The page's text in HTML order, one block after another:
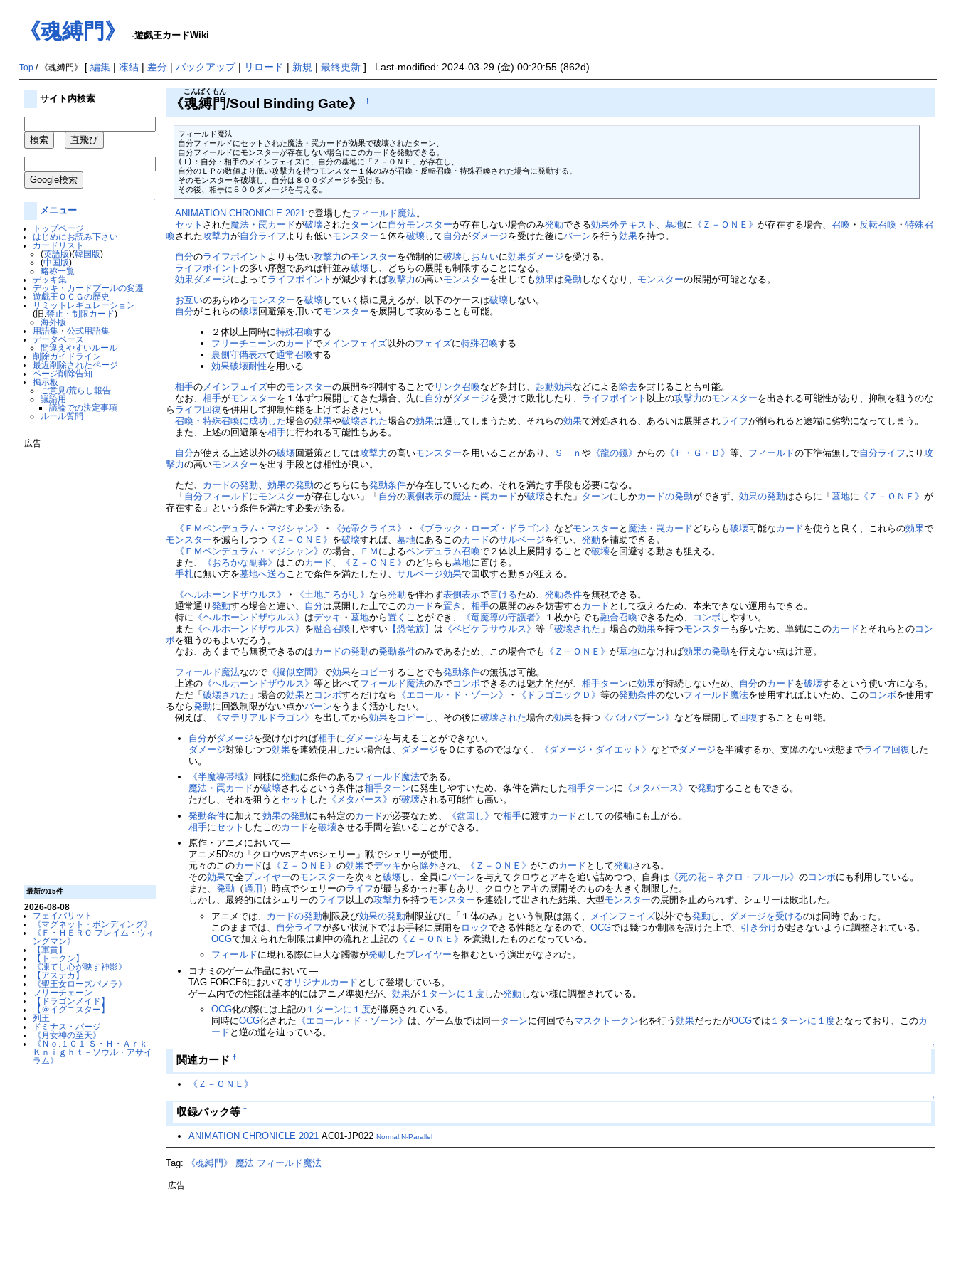
《魂縛門》 -遊戯王カードWiki
Top/ 《魂縛門》 [ 編集| 凍結| 差分| バックアップ| リロード | 新規 | 最終更新] Last-modified: 2024-03-29 (金) 00:20:55 (862d)
サイト内検索
↑
メニュー
トップページ
はじめにお読み下さい
カードリスト
(英語版)(韓国版)
(中国版)
略称一覧
デッキ集
デッキ・カードプールの変遷
遊戯王ＯＣＧの歴史
リミットレギュレーション
(旧:禁止・制限カード)
海外版
用語集・ 公式用語集
データベース
間違えやすいルール
削除ガイドライン
最近削除されたページ
ページ削除告知
掲示板
ご意見/荒らし報告
議論用
議論での決定事項
ルール質問
広告
最新の15件
2026-08-08
フェイバリット
《マグネット・ボンディング》
《Ｆ・ＨＥＲＯ フレイム・ウィ
ングマン》
【軍貫】
【トークン】
《凍てし心が映す神影》
【アステカ】
《聖王女ローズパメラ》
フリーチェーン
【ドラゴンメイド】
【＠イグニスター】
列王
ドミナス・パージ
《月女神の至天》
《Ｎｏ.１０１ Ｓ・Ｈ・Ａｒｋ
Ｋｎｉｇｈｔ－ソウル・アサイ
ラム》
《魂縛門
こんばくもん
/Soul Binding Gate》†
フィールド魔法
自分フィールドにセットされた魔法・罠カードが効果で破壊されたターン、
自分フィールドにモンスターが存在しない場合にこのカードを発動できる。
(1)：自分・相手のメインフェイズに、自分の墓地に「Ｚ－ＯＮＥ」が存在し、
自分のＬＰの数値より低い攻撃力を持つモンスター１体のみが召喚・反転召喚・特殊召喚された場合に発動する。
そのモンスターを破壊し、自分は８００ダメージを受ける。
その後、相手に８００ダメージを与える。
ANIMATION CHRONICLE 2021で登場したフィールド魔法。
セット された魔法・罠カードが破壊されたターンに自分モンスターが存在しない場合のみ発動できる効果外テキスト 、墓地に 《Ｚ－ＯＮＥ》が存在する場合、召喚 ・ 反転召喚 ・特殊召
喚された攻撃力が自分ライフよりも低いモンスター １体を破壊して自分がダメージを受けた後にバーンを行う効果を持つ。
自分のライフポイント よりも低い攻撃力のモンスターを強制的に破壊し お互いに効果ダメージを受ける。
ライフポイントの多い序盤であれば軒並み破壊し、どちらの展開も制限することになる。
効果ダメージによってライフポイントが減少すれば攻撃力の高いモンスターを出しても効果は発動しなくなり、 モンスターの展開が可能となる。
お互いのあらゆるモンスターを破壊していく様に見えるが、以下のケースは破壊しない。
自分がこれらの破壊回避策を用いてモンスターを展開して攻めることも可能。
２体以上同時に特殊召喚する
フリーチェーンのカードでメインフェイズ以外のフェイズに特殊召喚する
裏側守備表示で通常召喚する
効果破壊耐性を用いる
相手の メインフェイズ中のモンスターの展開を抑制することで リンク召喚などを封じ、 起動効果などによる除去を封じることも可能。
なお、相手がモンスターを１体ずつ展開してきた場合、先に自分がダメージを受けて敗北したり、 ライフポイント 以上の攻撃力のモンスターを出される可能性があり、抑制を狙うのな
ら ライフ回復を併用して抑制性能を上げておきたい。
召喚・特殊召喚に成功した場合の効果や破壊された場合の効果は通してしまうため、それらの効果で対処される、あるいは展開されライフが削られると途端に劣勢になってしまう。
また、上述の回避策を相手に行われる可能性もある。
自分が使える上述以外の破壊回避策としては攻撃力の高いモンスターを用いることがあり、 Ｓｉｎや 《龍の鏡》からの 《Ｆ・Ｇ・Ｄ》等、 フィールドの下準備無しで自分ライフ より攻
撃力の高いモンスターを出す手段とは相性が良い。
ただ、 カードの発動 、効果の発動のどちらにも発動条件が存在しているため、それを満たす手段も必要になる。
「 自分フィールドにモンスターが存在しない」「 自分の裏側表示の魔法・罠カードが破壊された」 ターンにしかカードの発動ができず、効果の発動はさらに「墓地に 《Ｚ－ＯＮＥ》が
存在する」という条件を満たす必要がある。
《ＥＭペンデュラム・マジシャン》
・ 《光帝クライス》 ・ 《ブラック・ローズ・ドラゴン》などモンスター と 魔法・罠カード どちらも破壊可能なカードを使うと良く、これらの効果で
モンスターを減らしつつ 《Ｚ－ＯＮＥ》 を破壊すれば、墓地にあるこのカードのサルベージを行い、発動を補助できる。
《ＥＭペンデュラム・マジシャン》の場合、 ＥＭ によるペンデュラム召喚で２体以上展開することで破壊を回避する動きも狙える。
また、
《おろかな副葬》 はこのカード 《Ｚ－ＯＮＥ》のどちらも墓地に置ける。
手札に無い方を墓地へ送る ことで条件を満たしたり、サルベージ効果で回収する動きが狙える。
《ヘルホーンドザウルス》
・ 《土地ころがし》なら発動を伴わず表側表示で置けるため、発動条件を無視できる。
通常通り発動する場合と違い、 自分は展開した上でこのカードを置き 、相手の展開のみを妨害するカード として扱えるため、本来できない運用もできる。
特に 《ヘルホーンドザウルス》 はデッキ ・墓地から置く ことができ、 《竜魔導の守護者》 １枚からでも融合召喚できるため、 コンボ しやすい。
また 《ヘルホーンドザウルス》 を融合召喚 しやすい 【恐竜族】 は 《ベビケラサウルス》等「破壊された 」場合の効果を持つモンスター も多いため、単純にこのカード とそれらとのコン
ボを狙うのもよいだろう。
なお、あくまでも無視できるのはカードの発動の発動条件のみであるため、この場合でも 《Ｚ－ＯＮＥ》が墓地になければ効果の発動を行えない点は注意。
フィールド魔法なので 《擬似空間》で効果を コピーすることでも発動条件の無視は可能。
上述の 《ヘルホーンドザウルス》等と比べてフィールド魔法のみでコンボできるのは魅力的だが、相手ターンに効果が持続しないため、 自分のカードを破壊するという使い方になる。
ただ「破壊された 」場合の効果と コンボするだけなら 《エコール・ド・ゾーン》 ・ 《ドラゴニックＤ》等の発動条件のないフィールド魔法を使用すればよいため、このコンボを使用す
るなら発動に回数制限がない点かバーンをうまく活かしたい。
例えば、
《マテリアルドラゴン》 を出してから効果を コピー し、その後に破壊された場合の効果を持つ 《バオバブーン》などを展開して 回復することも可能。
自分がダメージを受けなければ相手にダメージを与えることができない。
ダメージ対策しつつ効果を連続使用したい場合は、 ダメージを０にするのではなく、 《ダメージ・ダイエット》などでダメージを半減するか、支障のない状態までライフ回復 した
い。
《半魔導帯域》 同様に発動に条件のあるフィールド魔法である。
魔法・罠カードが破壊されるという条件は相手ターンに発生しやすいため、条件を満たした相手ターンに 《メタバース》で発動することもできる。
ただし、それを狙うと セット した 《メタバース》が破壊される可能性も高い。
発動条件に加えて効果の発動にも特定のカードが必要なため、 《盆回し》で相手に渡すカード としての候補にも上がる。
相手にセット したこのカードを破壊させる手間を強いることができる。
原作・アニメにおいて―
アニメ5D'sの「クロウvsアキvsシェリー」戦でシェリーが使用。
元々のこのカードは 《Ｚ－ＯＮＥ》の効果でデッキから 除外され、 《Ｚ－ＯＮＥ》がこのカード として発動される。
その効果で全プレイヤーのモンスターを次々と破壊し、全員にバーンを与えてクロウとアキを追い詰めつつ、自身は 《死の花－ネクロ・フルール》のコンボにも利用している。
また、発動 （適用 ）時点でシェリーのライフが最も多かった事もあり、クロウとアキの展開そのものを大きく制限した。
しかし、最終的にはシェリーのライフ 以上の攻撃力 を持つモンスターを連続して出された結果、大型モンスターの展開を止められず、シェリーは敗北した。
アニメでは、 カードの発動制限及び効果の発動制限並びに「１体のみ」という制限は無く、 メインフェイズ以外でも発動し、 ダメージを受けるのは同時であった。
このままでは、 自分ライフが多い状況下ではお手軽に展開を ロックできる性能となるので、OCGでは幾つか制限を設けた上で、 引き分けが起きないように調整されている。
OCGで加えられた制限は劇中の流れと上記の 《Ｚ－ＯＮＥ》 を意識したものとなっている。
フィールドに現れる際に巨大な髑髏が発動したプレイヤーを掴むという演出がなされた。
コナミのゲーム作品において―
TAG FORCE6においてオリジナルカード として登場している。
ゲーム内での性能は基本的にはアニメ準拠だが、効果が １ターンに１度しか発動しない様に調整されている。
OCG化の際には上記の １ターンに１度が撤廃されている。
同時にOCG化された 《エコール・ド・ゾーン》 は、ゲーム版では同一ターンに何回でも マスクトークン化を行う効果だったがOCGでは １ターンに１度となっており、このカ
ード と逆の道を辿っている。
↑
関連カード †
《Ｚ－ＯＮＥ》
↑
収録パック等 †
ANIMATION CHRONICLE 2021 AC01-JP022Normal,N-Parallel
Tag: 《魂縛門》 魔法 フィールド魔法
広告